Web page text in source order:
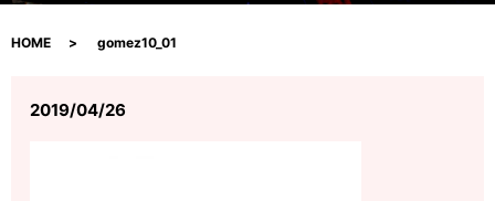
HOME gomez10_01
2019/04/26